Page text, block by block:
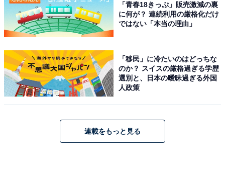
大なる足跡を残し続けています。
回答者コメント
「子どもから大人まで幅広い世代に知られており、
体操指導や講演活動など活動の幅も広いことから、
歴代たいそうのおにいさんの中でも特に活躍を続け
「青春18きっぷ」販売激減の裏
に何が？ 連続利用の厳格化だけ
ではない「本当の理由」
「移民」に冷たいのはどっちな
のか？ スイスの厳格過ぎる学歴
選別と、日本の曖昧過ぎる外国
人政策
連載をもっと見る